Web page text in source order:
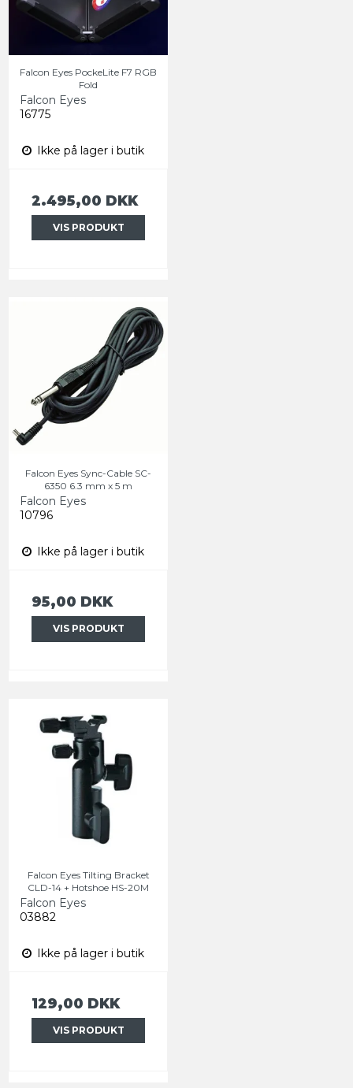
Falcon Eyes PockeLite F7 RGB
Fold
Falcon Eyes
16775
Ikke på lager i butik
2.495,00 DKK
VIS PRODUKT
Falcon Eyes Sync-Cable SC-
6350 6.3 mm x 5 m
Falcon Eyes
10796
Ikke på lager i butik
95,00 DKK
VIS PRODUKT
Falcon Eyes Tilting Bracket
CLD-14 + Hotshoe HS-20M
Falcon Eyes
03882
Ikke på lager i butik
129,00 DKK
VIS PRODUKT